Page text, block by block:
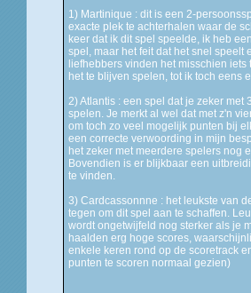
1) Martinique : dit is een 2-
exacte plek te achterhalen waar de
keer dat ik dit spel speelde, ik heb
spel, maar het feit dat het snel speelt
liefhebbers vinden het misschien
het te blijven spelen, tot ik toch eens
2) Atlantis : een spel dat je zeker
spelen. Je merkt al wel dat met z'n
om toch zo veel mogelijk punten bij
een correcte verwoording in mijn
het zeker met meerdere spelers nog
Bovendien is er blijkbaar een
te vinden.
3) Cardcassonnne : het leukste van
tegen om dit spel aan te schaffen.
wordt ongetwijfeld nog sterker als je
haalden erg hoge scores,
enkele keren rond op de scoretrack
punten te scoren normaal gezien)